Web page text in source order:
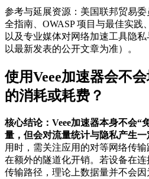
参考与延展资源：美国联邦贸易
全指南、OWASP 项目与最佳实践
以及专业媒体对网络加速工具隐
以最新发表的公开文章为准）。
使用Veee加速器会不
的消耗或耗费？
核心结论：Veee加速器本身不会“
量，但会对流量统计与隐私产生一
用时，需关注应用的对等网络传
在额外的隧道化开销。若设备在
传输路径，理论上数据量并不会